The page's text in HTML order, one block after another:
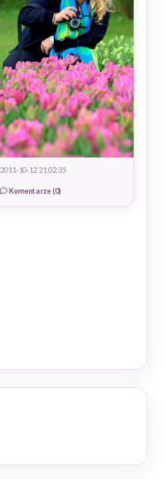
2011-10-12 21:02:35
Komentarze (0)